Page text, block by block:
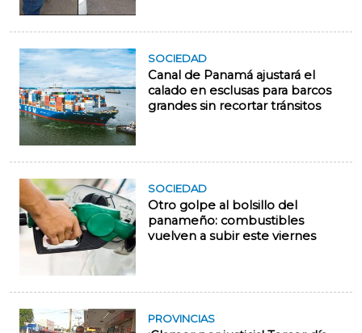
SOCIEDAD
Canal de Panamá ajustará el
calado en esclusas para barcos
grandes sin recortar tránsitos
SOCIEDAD
Otro golpe al bolsillo del
panameño: combustibles
vuelven a subir este viernes
PROVINCIAS